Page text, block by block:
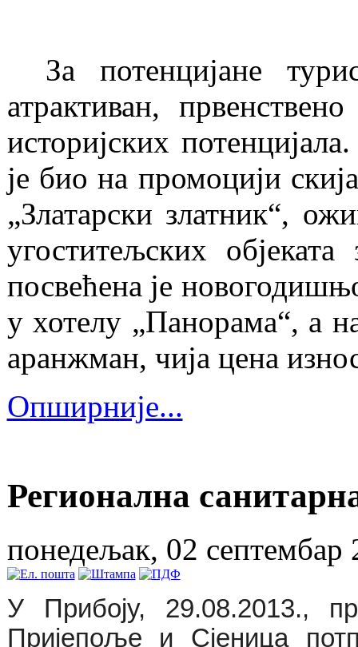
За потенцијане
атрактиван,
историјских
је био на промоцији
„Златарски златник“,
угоститељских
посвећена је
у хотелу „Панорама“, а
аранжман, чија цена
Опширније...
Регионална
понедељак, 02 септембар
У Прибоју, 29.08.2013.,
Пријепоље и Сјеница